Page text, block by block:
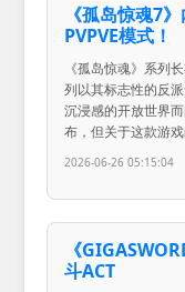
《孤岛惊魂7
PVPVE模式！
《孤岛惊魂》系列
列以其标志性的反
沉浸感的开放世界
布，但关于这款游
2026-06-26 05:15:04
《
斗ACT